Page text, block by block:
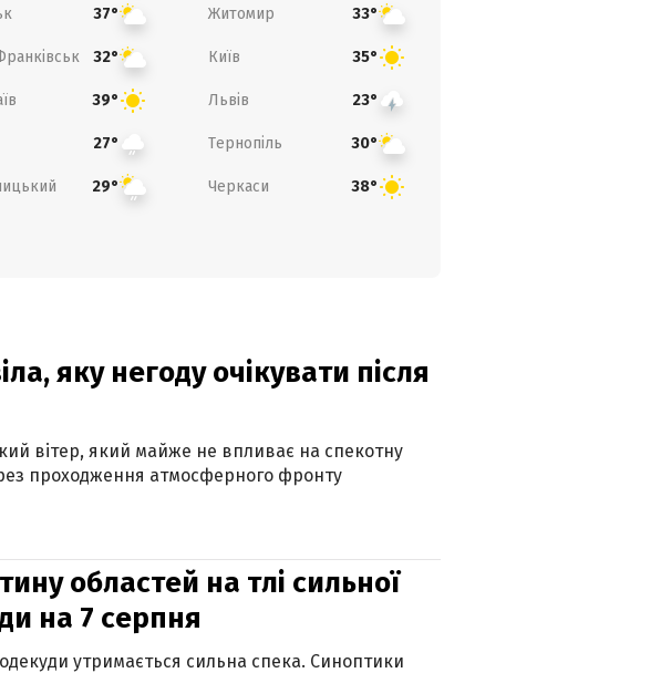
37° Житомир 33°
32° Київ 35°
39° Львів 23°
27° Тернопіль 30°
29° Черкаси 38°
яку негоду очікувати після
вітер, який майже не впливає на спекотну
проходження атмосферного фронту
областей на тлі сильної
на 7 серпня
утримається сильна спека. Синоптики